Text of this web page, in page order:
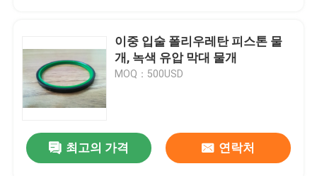
이중 입술 폴리우레탄 피스톤 물
개, 녹색 유압 막대 물개
MOQ：500USD
최고의 가격 연락처